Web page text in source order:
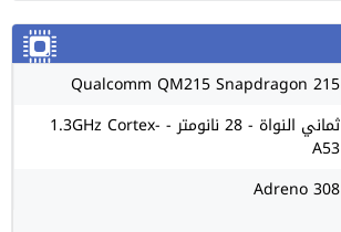
Qualcomm QM215 Snapdragon 215
ثماني النواة - 28 نانومتر - 1.3GHz Cortex-
A53
Adreno 308